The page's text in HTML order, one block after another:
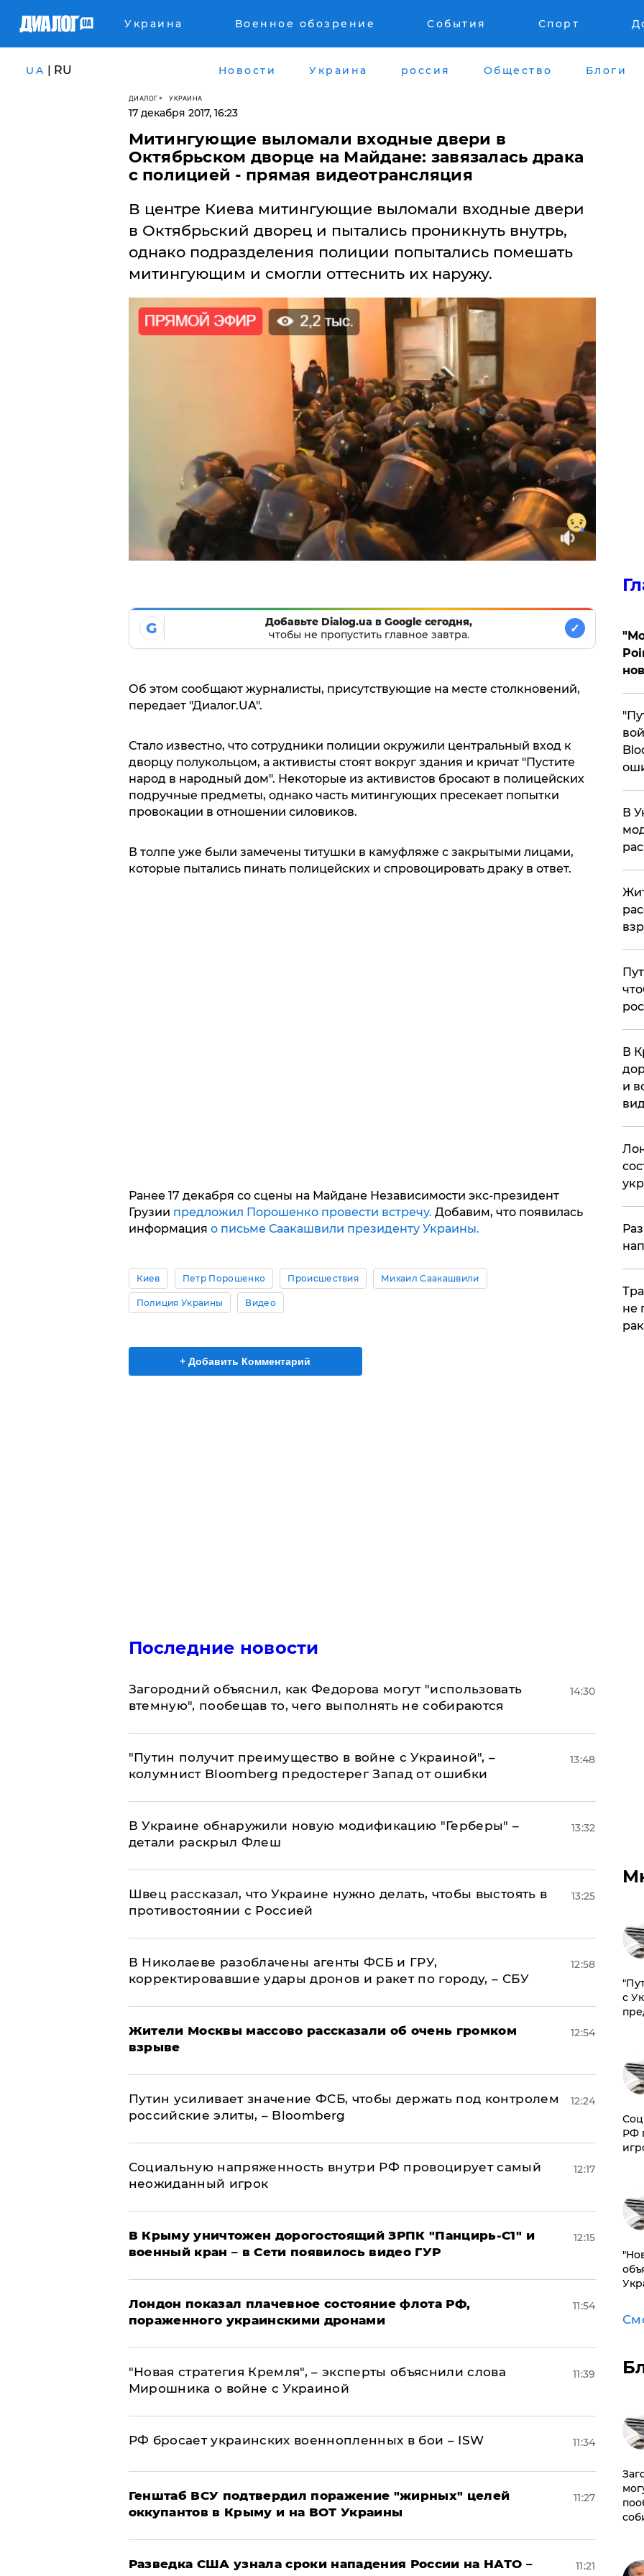
Украина Военное обозрение События Спорт
UA | RU Новости Украина россия Общество Блоги
ДИАЛОГ УКРАИНА
17 декабря 2017, 16:23
Митингующие выломали входные двери в
Октябрьском дворце на Майдане: завязалась драка
с полицией - прямая видеотрансляция
​В центре Киева митингующие выломали входные двери
в Октябрьский дворец и пытались проникнуть внутрь,
однако подразделения полиции попытались помешать
митингующим и смогли оттеснить их наружу.
G
Добавьте Dialog.ua в Google сегодня,
чтобы не пропустить главное завтра.
✓
Об этом сообщают журналисты, присутствующие на месте столкновений,
передает "Диалог.UA".
Стало известно, что сотрудники полиции окружили центральный вход к
дворцу полукольцом, а активисты стоят вокруг здания и кричат "Пустите
народ в народный дом". Некоторые из активистов бросают в полицейских
подручные предметы, однако часть митингующих пресекает попытки
провокации в отношении силовиков.
В толпе уже были замечены титушки в камуфляже с закрытыми лицами,
которые пытались пинать полицейских и спровоцировать драку в ответ.
Ранее 17 декабря со сцены на Майдане Независимости экс-президент
Грузии предложил Порошенко провести встречу. Добавим, что появилась
информация о письме Саакашвили президенту Украины.
Киев Петр Порошенко Происшествия Михаил Саакашвили
Полиция Украины Видео
+ Добавить Комментарий
Последние новости
Загородний объяснил, как Федорова могут "использовать
втемную", пообещав то, чего выполнять не собираются
14:30
"Путин получит преимущество в войне с Украиной", –
колумнист Bloomberg предостерег Запад от ошибки
13:48
В Украине обнаружили новую модификацию "Герберы" –
детали раскрыл Флеш
13:32
Швец рассказал, что Украине нужно делать, чтобы выстоять в
противостоянии с Россией
13:25
В Николаеве разоблачены агенты ФСБ и ГРУ,
корректировавшие удары дронов и ракет по городу, – СБУ
12:58
Жители Москвы массово рассказали об очень громком
взрыве
12:54
Путин усиливает значение ФСБ, чтобы держать под контролем
российские элиты, – Bloomberg
12:24
Социальную напряженность внутри РФ провоцирует самый
неожиданный игрок
12:17
В Крыму уничтожен дорогостоящий ЗРПК "Панцирь-С1" и
военный кран – в Сети появилось видео ГУР
12:15
Лондон показал плачевное состояние флота РФ,
пораженного украинскими дронами
11:54
"Новая стратегия Кремля", – эксперты объяснили слова
Мирошника о войне с Украиной
11:39
РФ бросает украинских военнопленных в бои – ISW 11:34
Генштаб ВСУ подтвердил поражение "жирных" целей
оккупантов в Крыму и на ВОТ Украины
11:27
Разведка США узнала сроки нападения России на НАТО –
11:21
В
В
и
не
с
РФ